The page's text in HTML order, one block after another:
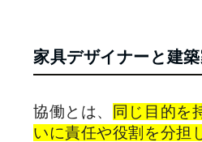
家具デザイナーと建
協働とは、
同じ目的を
いに責任や役割を分担